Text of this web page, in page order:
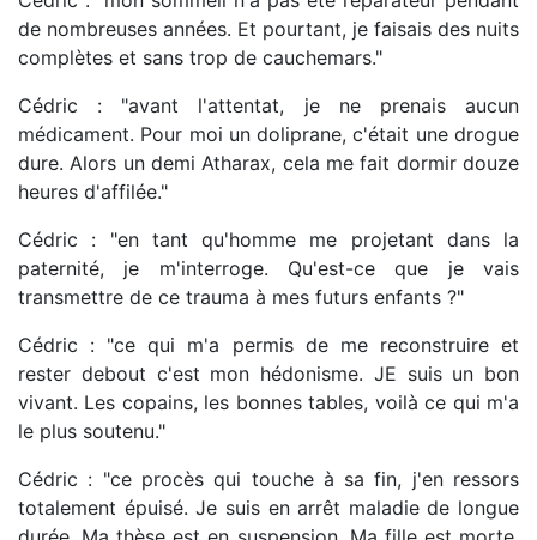
de nombreuses années. Et pourtant, je faisais des nuits
complètes et sans trop de cauchemars."
Cédric : "avant l'attentat, je ne prenais aucun
médicament. Pour moi un doliprane, c'était une drogue
dure. Alors un demi Atharax, cela me fait dormir douze
heures d'affilée."
Cédric : "en tant qu'homme me projetant dans la
paternité, je m'interroge. Qu'est-ce que je vais
transmettre de ce trauma à mes futurs enfants ?"
Cédric : "ce qui m'a permis de me reconstruire et
rester debout c'est mon hédonisme. JE suis un bon
vivant. Les copains, les bonnes tables, voilà ce qui m'a
le plus soutenu."
Cédric : "ce procès qui touche à sa fin, j'en ressors
totalement épuisé. Je suis en arrêt maladie de longue